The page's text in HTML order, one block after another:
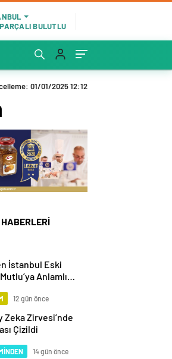
PARÇALI BULUTLU
01/01/2025 12:12
HABERLERİ
İstanbul Eski
Anlamlı
12 gün önce
Zeka Zirvesi’nde
Çizildi
14 gün önce